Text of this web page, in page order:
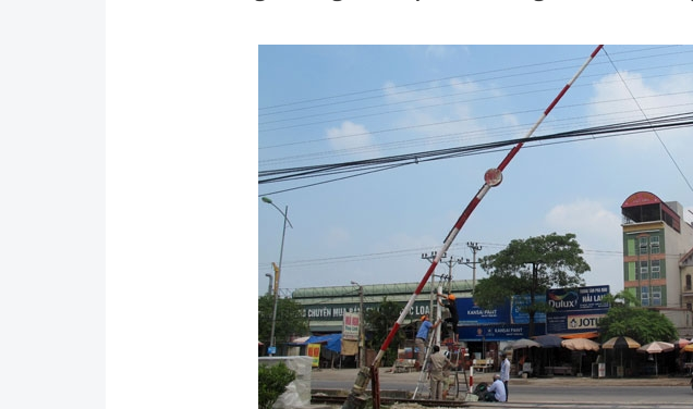
Điện ảnh
Âm nhạc
Hậu trường
360 độ thể
Thế giới giao thông
Thế giới xây dựng
Đi ++
Khám phá
Lối sống
Ẩm thực
Thời sự
Khám phá
Camera
Câu
Lăng kính